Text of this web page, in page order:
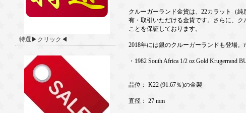
特選▶クリック◀
クルーガーランド金貨は、22カラット（
有・取引いただける金貨です。さらに、
ことを保証しております。
2018年には銀のクルーガーランドも登場
・1982 South Africa 1/2 oz Gold Krugerrand
品位： K22 (91.67％)の金製
直径： 27 mm